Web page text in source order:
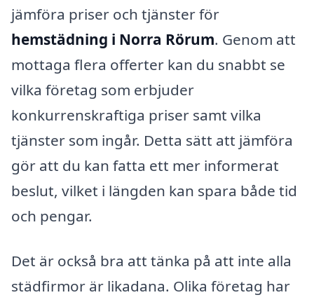
jämföra priser och tjänster för
hemstädning i Norra Rörum. Genom att
mottaga flera offerter kan du snabbt se
vilka företag som erbjuder
konkurrenskraftiga priser samt vilka
tjänster som ingår. Detta sätt att jämföra
gör att du kan fatta ett mer informerat
beslut, vilket i längden kan spara både tid
och pengar.
Det är också bra att tänka på att inte alla
städfirmor är likadana. Olika företag har